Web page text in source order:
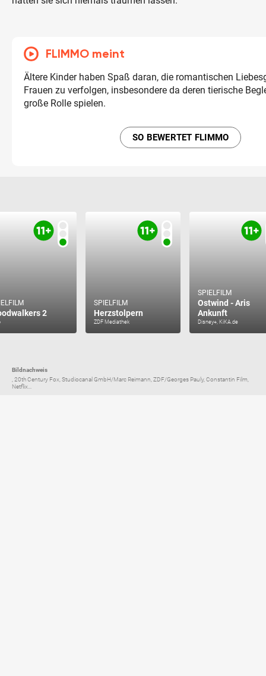
FLIMMO meint
Ältere Kinder haben Spaß daran, die romantischen
Frauen zu verfolgen, insbesondere da deren tierische
große Rolle spielen.
SO BEWERTET FLIMMO
2
SPIELFILM
Herzstolpern
ZDF Mediathek
SPIELFILM
Ostwind - Aris
Ankunft
Disney+, KiKA.de
Bildnachweis
, 20th Century Fox, Studiocanal GmbH/Marc Reimann, ZDF/Georges Pauly, Constantin Film,
Netflix...